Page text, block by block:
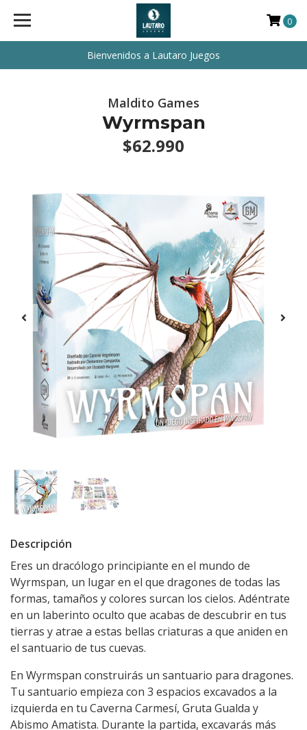
Bienvenidos a Lautaro Juegos
0
Maldito Games
Wyrmspan
$62.990
Descripción
Eres un dracólogo principiante en el mundo de
Wyrmspan, un lugar en el que dragones de todas las
formas, tamaños y colores surcan los cielos. Adéntrate
en un laberinto oculto que acabas de descubrir en tus
tierras y atrae a estas bellas criaturas a que aniden en
el santuario de tus cuevas.
En Wyrmspan construirás un santuario para dragones.
Tu santuario empieza con 3 espacios excavados a la
izquierda en tu Caverna Carmesí, Gruta Gualda y
Abismo Amatista. Durante la partida, excavarás más